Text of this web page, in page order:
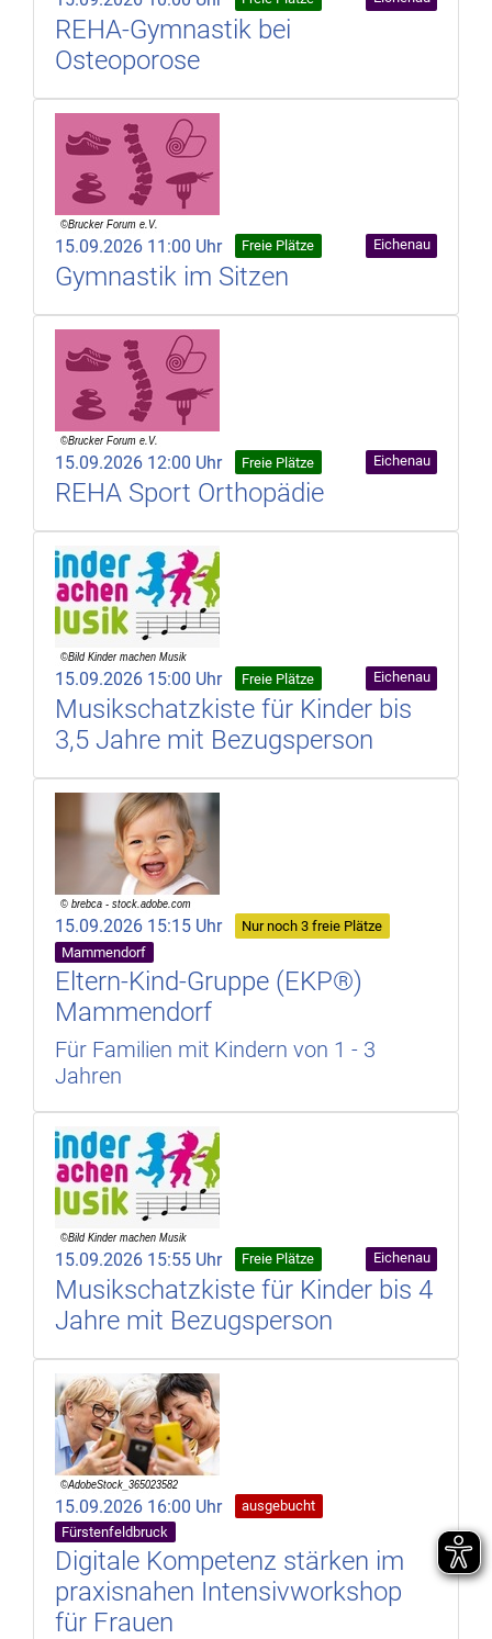
REHA-Gymnastik bei
Osteoporose
15.09.2026 11:00 Uhr Freie Plätze Eichenau
Gymnastik im Sitzen
15.09.2026 12:00 Uhr Freie Plätze Eichenau
REHA Sport Orthopädie
15.09.2026 15:00 Uhr Freie Plätze Eichenau
Musikschatzkiste für Kinder bis
3,5 Jahre mit Bezugsperson
15.09.2026 15:15 Uhr
Nur noch 3 freie Plätze
Mammendorf
Eltern-Kind-Gruppe (EKP®)
Mammendorf
Für Familien mit Kindern von 1 - 3
Jahren
15.09.2026 15:55 Uhr Freie Plätze Eichenau
Musikschatzkiste für Kinder bis 4
Jahre mit Bezugsperson
15.09.2026 16:00 Uhr
ausgebucht
Fürstenfeldbruck
Digitale Kompetenz stärken im
praxisnahen Intensivworkshop
für Frauen